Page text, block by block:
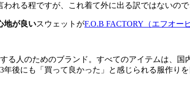
れる程ですが、これ着て外に出る訳ではないの
地が良いスウェットがF.O.B FACTORY（エフオー
る人のためのブランド。すべてのアイテムは、
後にも「買って良かった」と感じられる服作り